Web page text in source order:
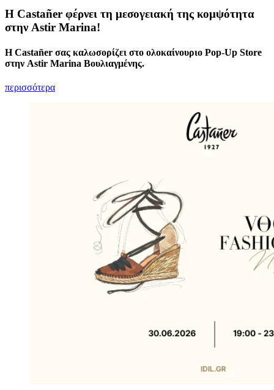
Η Castañer φέρνει τη μεσογειακή της κομψότητα
στην Astir Marina!
H Castañer σας καλωσορίζει στο ολοκαίνουριο Pop-Up Store
στην Astir Marina Βουλιαγμένης.
περισσότερα